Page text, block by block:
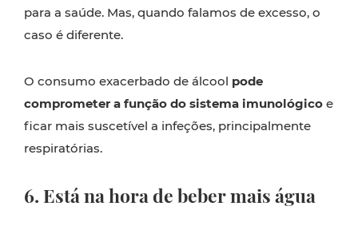
para a saúde. Mas, quando falamos de excesso, o
caso é diferente.
O consumo exacerbado de álcool pode
comprometer a função do sistema imunológico e
ficar mais suscetível a infeções, principalmente
respiratórias.
6. Está na hora de beber mais água